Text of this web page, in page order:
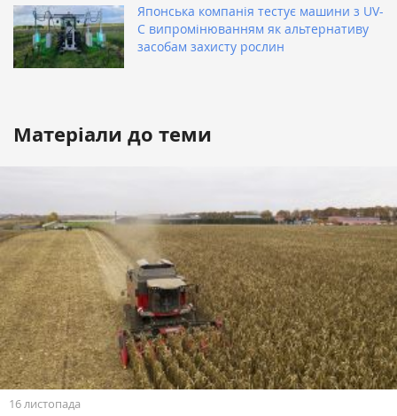
Японська компанія тестує машини з UV-
C випромінюванням як альтернативу
засобам захисту рослин
Матеріали до теми
16 листопада